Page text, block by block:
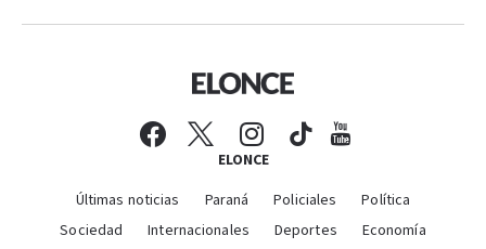
ELONCE
Últimas noticias Paraná Policiales
Política
Sociedad
Internacionales Deportes
Economía